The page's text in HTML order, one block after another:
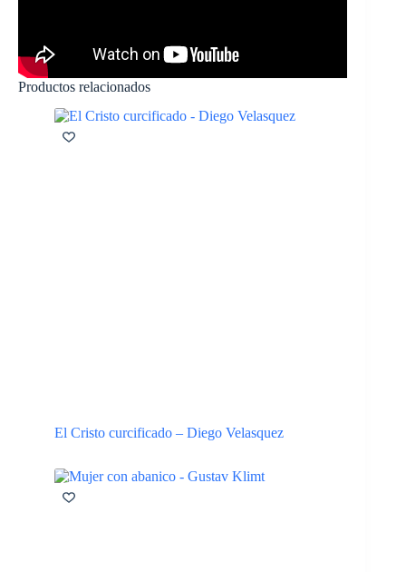
Productos relacionados
El Cristo curcificado – Diego Velasquez